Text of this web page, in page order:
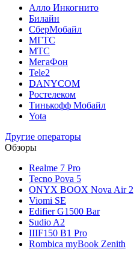
Алло Инкогнито
Билайн
СберМобайл
МГТС
МТС
МегаФон
Tele2
DANYCOM
Ростелеком
Тинькофф Мобайл
Yota
Другие операторы
Обзоры
Realme 7 Pro
Tecno Pova 5
ONYX BOOX Nova Air 2
Viomi SE
Edifier G1500 Bar
Sudio A2
IIIF150 B1 Pro
Rombica myBook Zenith